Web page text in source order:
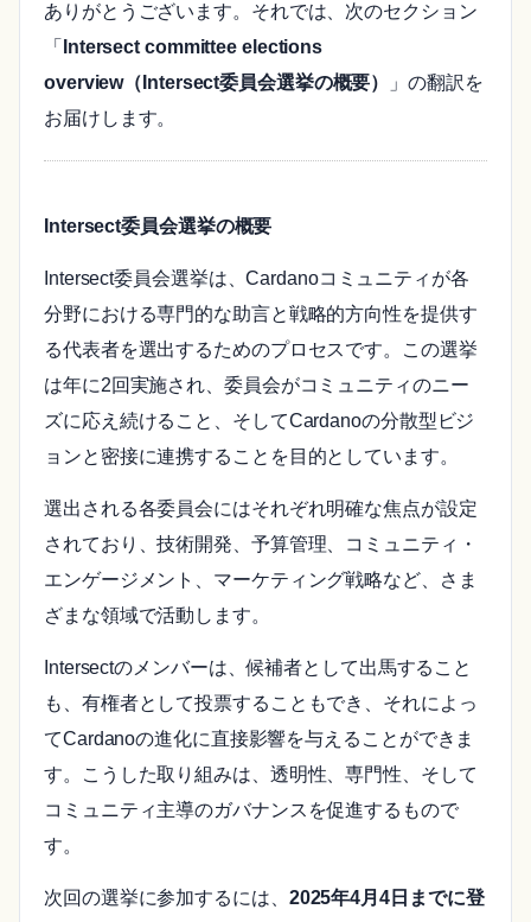
ありがとうございます。それでは、次のセクション
「
Intersect committee elections
overview（Intersect委員会選挙の概要）
」の翻訳を
お届けします。
Intersect委員会選挙の概要
Intersect委員会選挙は、Cardanoコミュニティが各
分野における専門的な助言と戦略的方向性を提供す
る代表者を選出するためのプロセスです。この選挙
は年に2回実施され、委員会がコミュニティのニー
ズに応え続けること、そしてCardanoの分散型ビジ
ョンと密接に連携することを目的としています。
選出される各委員会にはそれぞれ明確な焦点が設定
されており、技術開発、予算管理、コミュニティ・
エンゲージメント、マーケティング戦略など、さま
ざまな領域で活動します。
Intersectのメンバーは、候補者として出馬すること
も、有権者として投票することもでき、それによっ
てCardanoの進化に直接影響を与えることができま
す。こうした取り組みは、透明性、専門性、そして
コミュニティ主導のガバナンスを促進するもので
す。
次回の選挙に参加するには、 2025年4月4日までに登